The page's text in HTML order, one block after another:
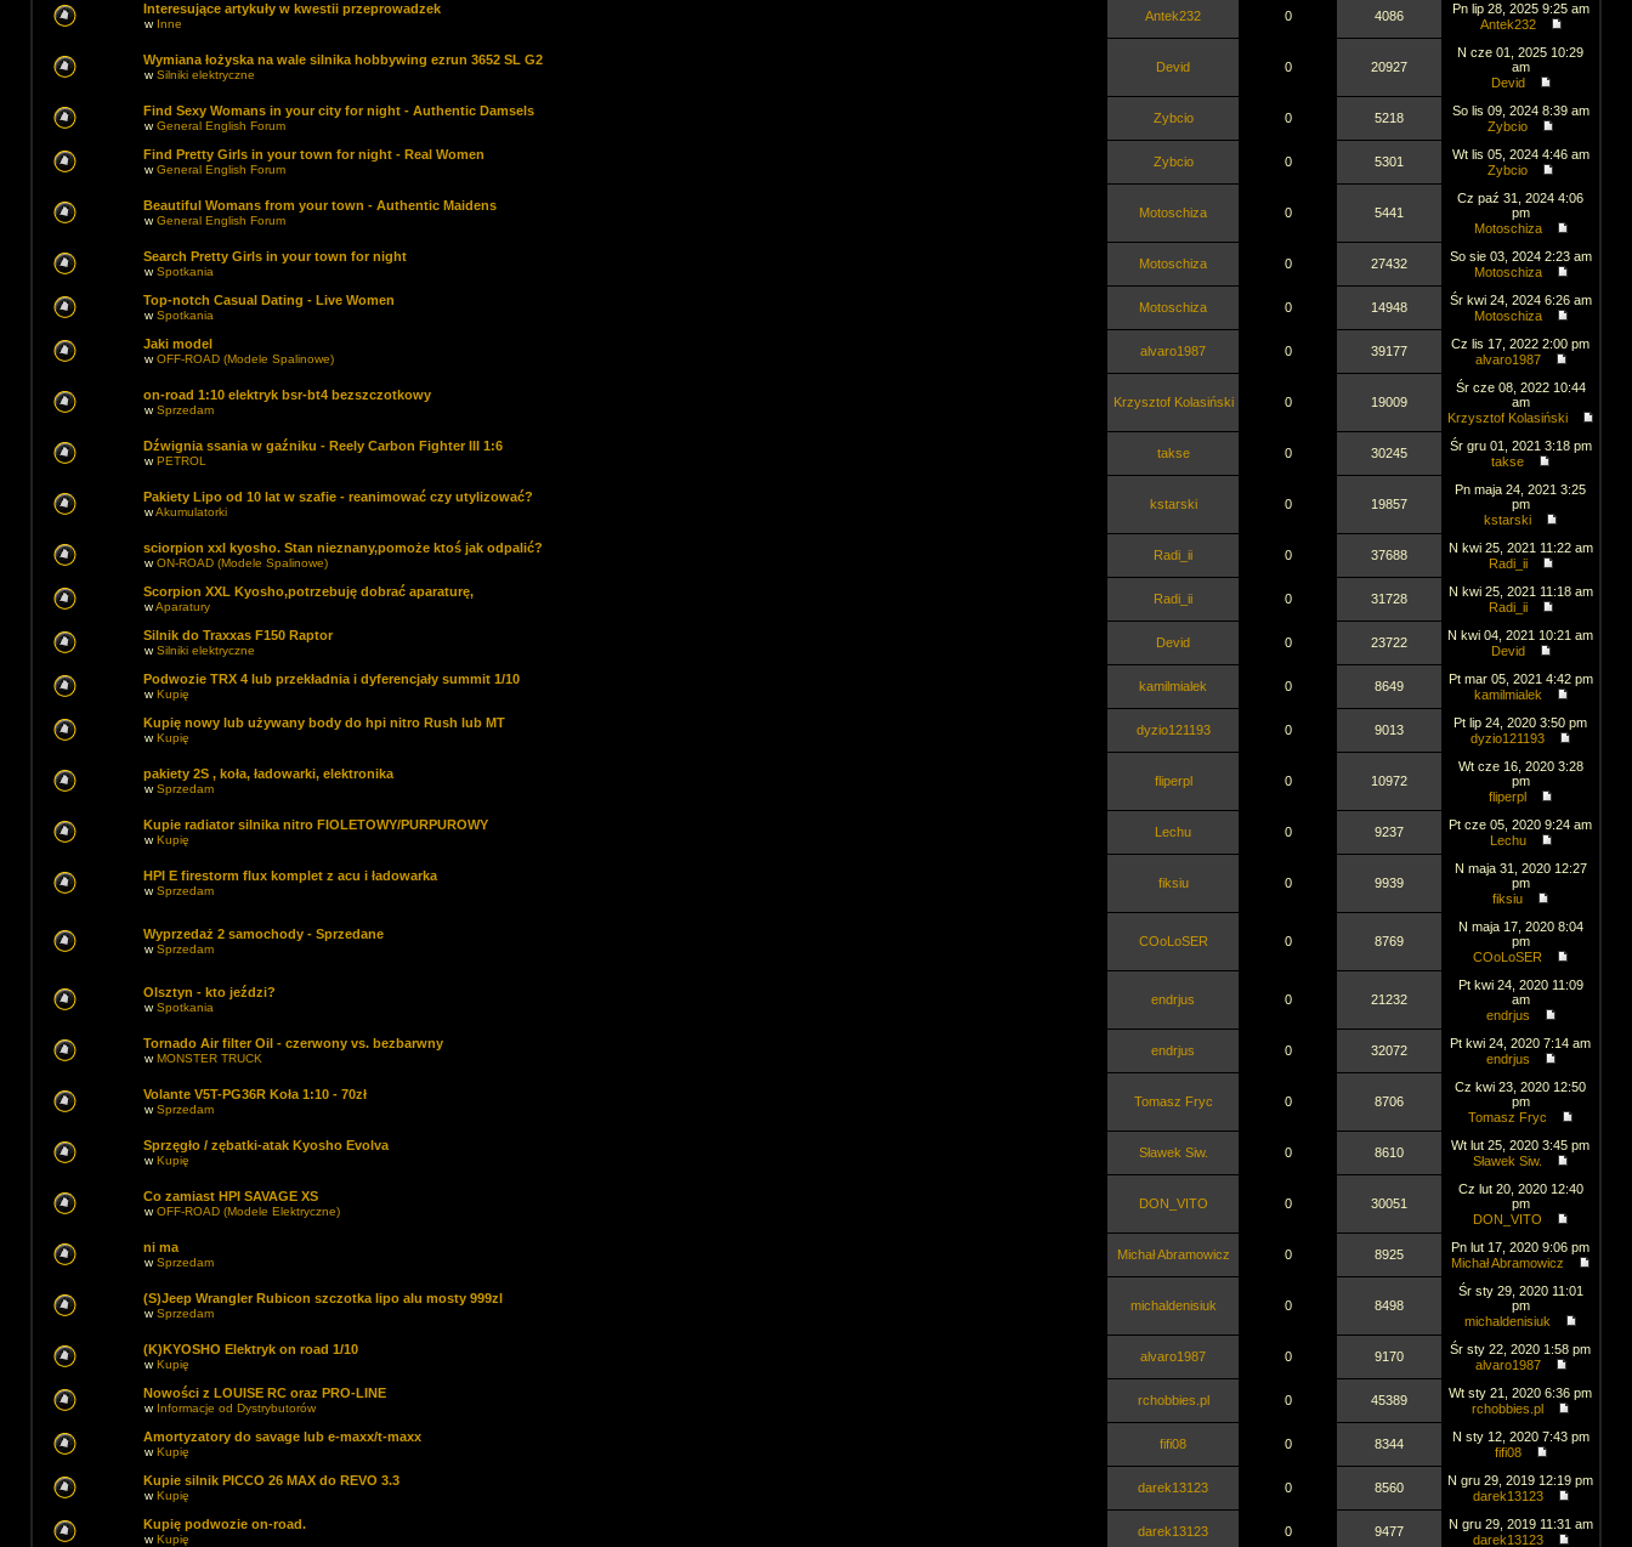
Interesujące artykuły w kwestii przeprowadzek
w Inne
Antek232 0 4086
Pn lip 28, 2025 9:25 am
Antek232
Wymiana łożyska na wale silnika hobbywing ezrun 3652 SL G2
wSilniki elektryczne
Devid 0 20927
N cze 01, 2025 10:29
am
Devid
Find Sexy Womans in your city for night - Authentic Damsels
wGeneral English Forum
Zybcio 0 5218
So lis 09, 2024 8:39 am
Zybcio
Find Pretty Girls in your town for night - Real Women
wGeneral English Forum
Zybcio 0 5301
Wt lis 05, 2024 4:46 am
Zybcio
Beautiful Womans from your town - Authentic Maidens
wGeneral English Forum
Motoschiza 0 5441
Cz paź 31, 2024 4:06
pm
Motoschiza
Search Pretty Girls in your town for night
wSpotkania
Motoschiza 0 27432
So sie 03, 2024 2:23 am
Motoschiza
Top-notch Сasual Dating - Live Women
wSpotkania
Motoschiza 0 14948
Śr kwi 24, 2024 6:26 am
Motoschiza
Jaki model
wOFF-ROAD (Modele Spalinowe)
alvaro1987 0 39177
Cz lis 17, 2022 2:00 pm
alvaro1987
on-road 1:10 elektryk bsr-bt4 bezszczotkowy
wSprzedam
Krzysztof Kolasiński 0 19009
Śr cze 08, 2022 10:44
am
Krzysztof Kolasiński
Dźwignia ssania w gaźniku - Reely Carbon Fighter III 1:6
wPETROL
takse 0 30245
Śr gru 01, 2021 3:18 pm
takse
Pakiety Lipo od 10 lat w szafie - reanimować czy utylizować?
wAkumulatorki
kstarski 0 19857
Pn maja 24, 2021 3:25
pm
kstarski
sciorpion xxl kyosho. Stan nieznany,pomoże ktoś jak odpalić?
wON-ROAD (Modele Spalinowe)
Radi_ii 0 37688
N kwi 25, 2021 11:22 am
Radi_ii
Scorpion XXL Kyosho,potrzebuję dobrać aparaturę,
wAparatury
Radi_ii 0 31728
N kwi 25, 2021 11:18 am
Radi_ii
Silnik do Traxxas F150 Raptor
wSilniki elektryczne
Devid 0 23722
N kwi 04, 2021 10:21 am
Devid
Podwozie TRX 4 lub przekładnia i dyferencjały summit 1/10
wKupię
kamilmialek 0 8649
Pt mar 05, 2021 4:42 pm
kamilmialek
Kupię nowy lub używany body do hpi nitro Rush lub MT
wKupię
dyzio121193 0 9013
Pt lip 24, 2020 3:50 pm
dyzio121193
pakiety 2S , koła, ładowarki, elektronika
wSprzedam
fliperpl 0 10972
Wt cze 16, 2020 3:28
pm
fliperpl
Kupie radiator silnika nitro FIOLETOWY/PURPUROWY
wKupię
Lechu 0 9237
Pt cze 05, 2020 9:24 am
Lechu
HPI E firestorm flux komplet z acu i ładowarka
wSprzedam
fiksiu 0 9939
N maja 31, 2020 12:27
pm
fiksiu
Wyprzedaż 2 samochody - Sprzedane
wSprzedam
COoLoSER 0 8769
N maja 17, 2020 8:04
pm
COoLoSER
Olsztyn - kto jeździ?
wSpotkania
endrjus 0 21232
Pt kwi 24, 2020 11:09
am
endrjus
Tornado Air filter Oil - czerwony vs. bezbarwny
wMONSTER TRUCK
endrjus 0 32072
Pt kwi 24, 2020 7:14 am
endrjus
Volante V5T-PG36R Koła 1:10 - 70zł
wSprzedam
Tomasz Fryc 0 8706
Cz kwi 23, 2020 12:50
pm
Tomasz Fryc
Sprzęgło / zębatki-atak Kyosho Evolva
wKupię
Sławek Siw. 0 8610
Wt lut 25, 2020 3:45 pm
Sławek Siw.
Co zamiast HPI SAVAGE XS
wOFF-ROAD (Modele Elektryczne)
DON_VITO 0 30051
Cz lut 20, 2020 12:40
pm
DON_VITO
ni ma
wSprzedam
Michał Abramowicz 0 8925
Pn lut 17, 2020 9:06 pm
Michał Abramowicz
(S)Jeep Wrangler Rubicon szczotka lipo alu mosty 999zl
wSprzedam
michaldenisiuk 0 8498
Śr sty 29, 2020 11:01
pm
michaldenisiuk
(K)KYOSHO Elektryk on road 1/10
wKupię
alvaro1987 0 9170
Śr sty 22, 2020 1:58 pm
alvaro1987
Nowości z LOUISE RC oraz PRO-LINE
w Informacje od Dystrybutorów
rchobbies.pl 0 45389
Wt sty 21, 2020 6:36 pm
rchobbies.pl
Amortyzatory do savage lub e-maxx/t-maxx
wKupię
fifi08 0 8344
N sty 12, 2020 7:43 pm
fifi08
Kupie silnik PICCO 26 MAX do REVO 3.3
wKupię
darek13123 0 8560
N gru 29, 2019 12:19 pm
darek13123
Kupię podwozie on-road.
wKupię
darek13123 0 9477
N gru 29, 2019 11:31 am
darek13123